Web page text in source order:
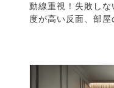
動線重視！失敗しない「配置
度が高い反面、部屋